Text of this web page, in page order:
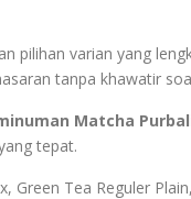
pilihan varian yang
tanpa khawatir
Matcha
tepat.
Green Tea Reguler